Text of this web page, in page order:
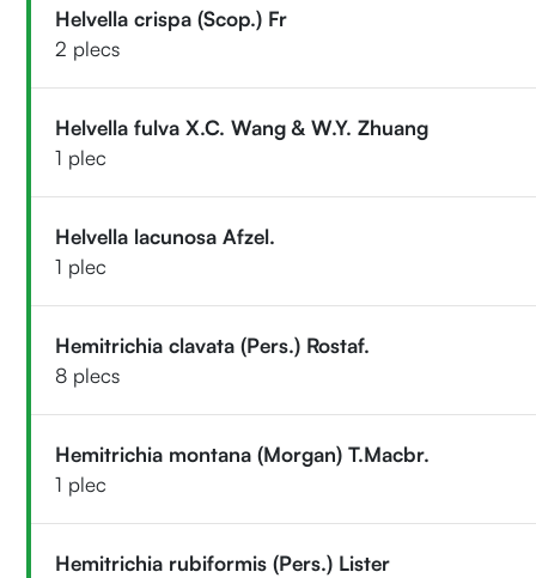
Helvella crispa (Scop.) Fr
2 plecs
Helvella fulva X.C. Wang & W.Y. Zhuang
1 plec
Helvella lacunosa Afzel.
1 plec
Hemitrichia clavata (Pers.) Rostaf.
8 plecs
Hemitrichia montana (Morgan) T.Macbr.
1 plec
Hemitrichia rubiformis (Pers.) Lister